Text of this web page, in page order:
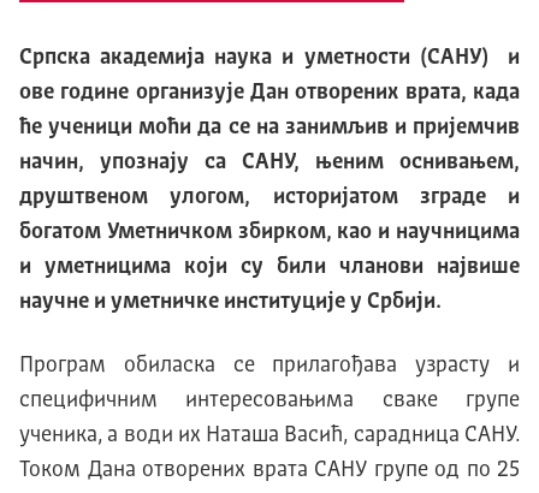
Српска академија наука и уметности (САНУ) и
ове године организује Дан отворених врата, када
ће ученици моћи да се на занимљив и пријемчив
начин, упознају са САНУ, њеним оснивањем,
друштвеном улогом, историјатом зграде и
богатом Уметничком збирком, као и научницима
и уметницима који су били чланови највише
научне и уметничке институције у Србији.
Програм обиласка се прилагођава узрасту и
специфичним интересовањима сваке групе
ученика, а води их Наташа Васић, сарадница САНУ.
Током Дана отворених врата САНУ групе од по 25